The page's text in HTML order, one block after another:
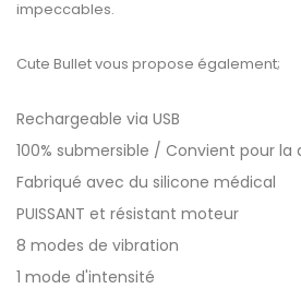
impeccables.
Cute Bullet vous propose également;
Rechargeable via USB
100% submersible / Convient pour la
Fabriqué avec du silicone médical
PUISSANT et résistant moteur
8 modes de vibration
1 mode d'intensité